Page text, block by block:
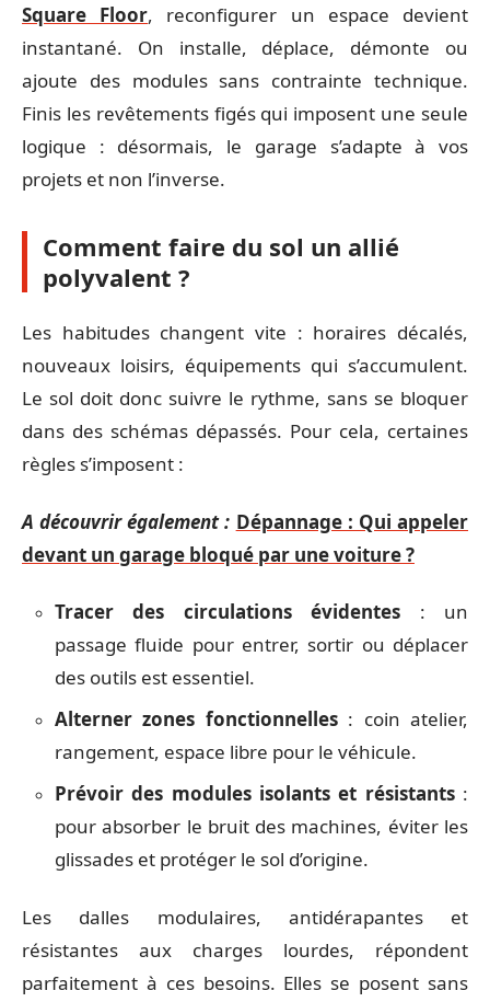
Square Floor, reconfigurer un espace devient
instantané. On installe, déplace, démonte ou
ajoute des modules sans contrainte technique.
Finis les revêtements figés qui imposent une seule
logique : désormais, le garage s’adapte à vos
projets et non l’inverse.
Comment faire du sol un allié
polyvalent ?
Les habitudes changent vite : horaires décalés,
nouveaux loisirs, équipements qui s’accumulent.
Le sol doit donc suivre le rythme, sans se bloquer
dans des schémas dépassés. Pour cela, certaines
règles s’imposent :
A découvrir également : Dépannage : Qui appeler
devant un garage bloqué par une voiture ?
Tracer des circulations évidentes : un
passage fluide pour entrer, sortir ou déplacer
des outils est essentiel.
Alterner zones fonctionnelles: coin atelier,
rangement, espace libre pour le véhicule.
Prévoir des modules isolants et résistants:
pour absorber le bruit des machines, éviter les
glissades et protéger le sol d’origine.
Les dalles modulaires, antidérapantes et
résistantes aux charges lourdes, répondent
parfaitement à ces besoins. Elles se posent sans